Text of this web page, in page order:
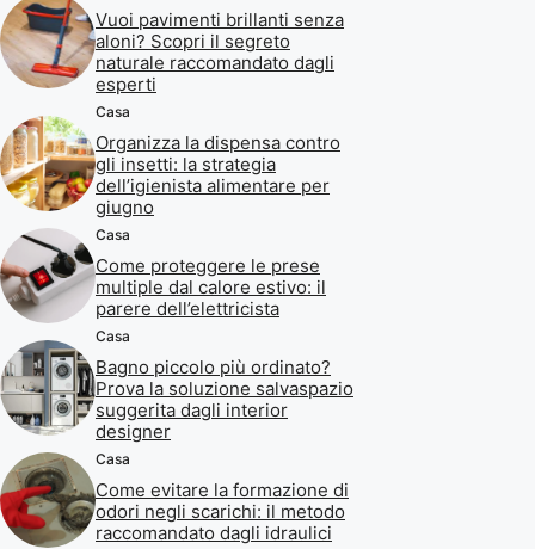
Vuoi pavimenti brillanti senza
aloni? Scopri il segreto
naturale raccomandato dagli
esperti
Casa
Organizza la dispensa contro
gli insetti: la strategia
dell’igienista alimentare per
giugno
Casa
Come proteggere le prese
multiple dal calore estivo: il
parere dell’elettricista
Casa
Bagno piccolo più ordinato?
Prova la soluzione salvaspazio
suggerita dagli interior
designer
Casa
Come evitare la formazione di
odori negli scarichi: il metodo
raccomandato dagli idraulici